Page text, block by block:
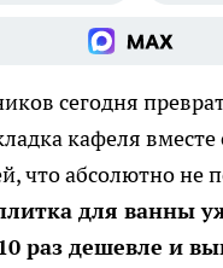
сегодня
кафеля
что абсолютно не
для ванны
раз дешевле и